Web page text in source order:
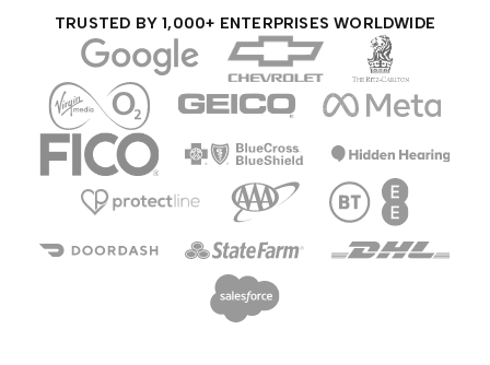
TRUSTED BY 1,000+ ENTERPRISES WORLDWIDE